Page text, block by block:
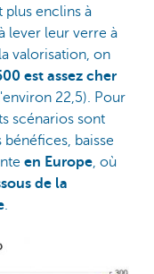
plus enclins à
lever leur verre à
valorisation, on
est assez cher
22,5). Pour
scénarios sont
baisse
en Europe, où
de la
.